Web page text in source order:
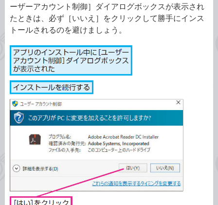
ーザーアカウント制御］ダイアログボックスが表示され
たときは、必ず［いいえ］をクリックして勝手にインス
トールされるのを避けましょう。